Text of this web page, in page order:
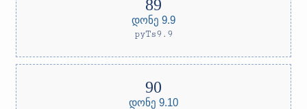
დონე 9.9
pyTs9.9
დონე 9.10